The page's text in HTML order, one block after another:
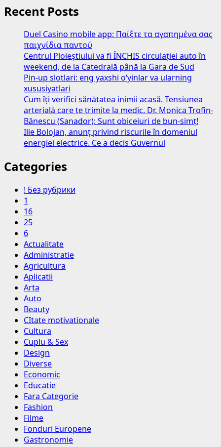
Recent Posts
Duel Casino mobile app: Παίξτε τα αγαπημένα σας
παιχνίδια παντού
Centrul Ploieștiului va fi ÎNCHIS circulației auto în
weekend, de la Catedrală până la Gara de Sud
Pin-up slotlari: eng yaxshi o‘yinlar va ularning
xususiyatlari
Cum îți verifici sănătatea inimii acasă. Tensiunea
arterială care te trimite la medic. Dr. Monica Trofin-
Bănescu (Sanador): Sunt obiceiuri de bun-simț!
Ilie Bolojan, anunț privind riscurile în domeniul
energiei electrice. Ce a decis Guvernul
Categories
! Без рубрики
1
16
25
6
Actualitate
Administratie
Agricultura
Aplicatii
Arta
Auto
Beauty
CItate motivationale
Cultura
Cuplu & Sex
Design
Diverse
Economic
Educatie
Fara Categorie
Fashion
Filme
Fonduri Europene
Gastronomie